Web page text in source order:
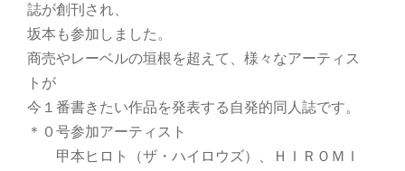
誌が創刊され、
坂本も参加しました。
商売やレーベルの垣根を超えて、様々なアーティス
トが
今１番書きたい作品を発表する自発的同人誌です。
＊０号参加アーティスト
甲本ヒロト（ザ・ハイロウズ）、ＨＩＲＯＭＩ